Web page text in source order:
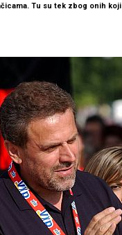
Tu su tek zbog onih